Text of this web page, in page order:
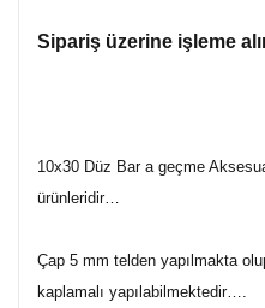
Sipariş üzerine işleme
10x30 Düz Bar a geçme
ürünleridir…
Çap 5 mm telden yapılmakta
kaplamalı yapılabilmektedir….